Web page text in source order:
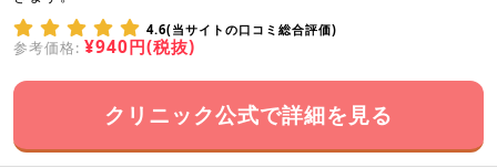
4.6(当サイトの口コミ総合評価)
参考価格: ¥940円(税抜)
クリニック公式で詳細を見る